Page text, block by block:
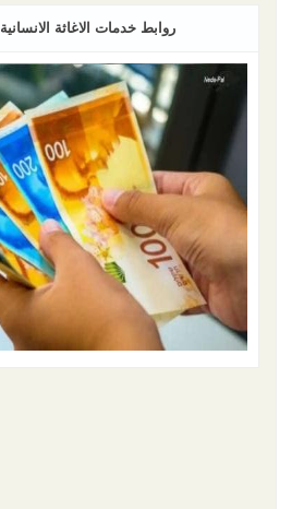
روابط خدمات الاغاثة الانسانية